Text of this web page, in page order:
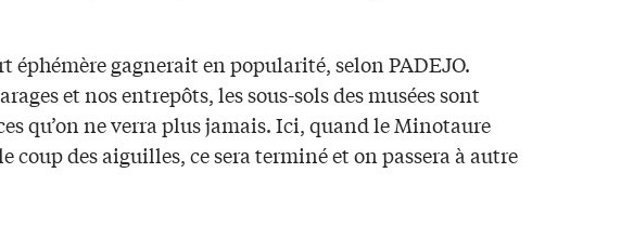
éphémère gagnerait en popularité, selon PADEJO.
et nos entrepôts, les sous-sols des musées sont
qu’on ne verra plus jamais. Ici, quand le Minotaure
coup des aiguilles, ce sera terminé et on passera à autre